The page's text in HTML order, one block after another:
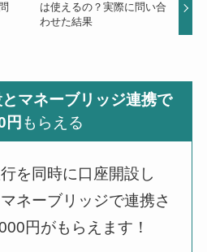
は使えるの？実際に問い合
わせた結果
マネーブリッジ連携で
円 もらえる
を同時に口座開設し
ネーブリッジで連携さ
円がもらえます！